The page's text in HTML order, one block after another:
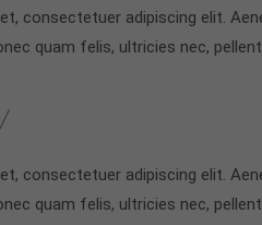
consectetuer adipiscing elit.
quam felis, ultricies nec,
consectetuer adipiscing elit.
quam felis, ultricies nec,